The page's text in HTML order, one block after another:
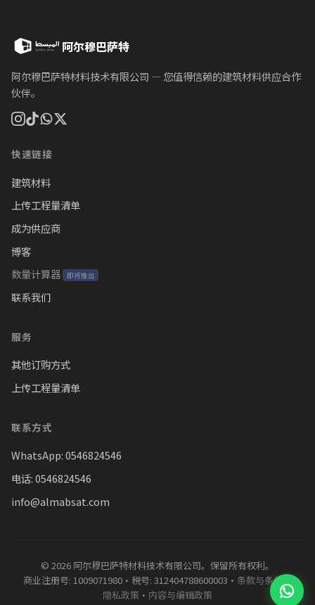
阿尔穆巴萨特
阿尔穆巴萨特材料技术有限公司 — 您值得信赖的建筑材料供应合作
伙伴。
快速链接
建筑材料
上传工程量清单
成为供应商
博客
数量计算器
即将推出
联系我们
服务
其他订购方式
上传工程量清单
联系方式
WhatsApp: 0546824546
电话: 0546824546
info@almabsat.com
© 2026 阿尔穆巴萨特材料技术有限公司。保留所有权利。
商业注册号: 1009071980 · 税号: 312404788600003 · 条款与条件
隐私政策 · 内容与编辑政策